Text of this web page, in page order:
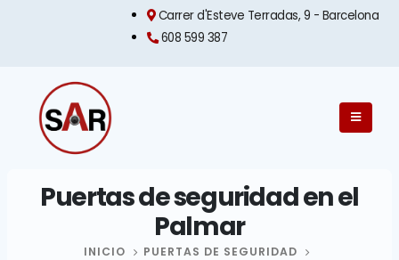
Carrer d'Esteve Terradas, 9 - Barcelona​
608 599 387
Puertas de seguridad en el
Palmar
INICIO
PUERTAS DE SEGURIDAD